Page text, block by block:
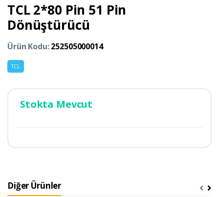
TCL 2*80 Pin 51 Pin
Dönüştürücü
Ürün Kodu:252505000014
TCL
Stokta Mevcut
Diğer Ürünler